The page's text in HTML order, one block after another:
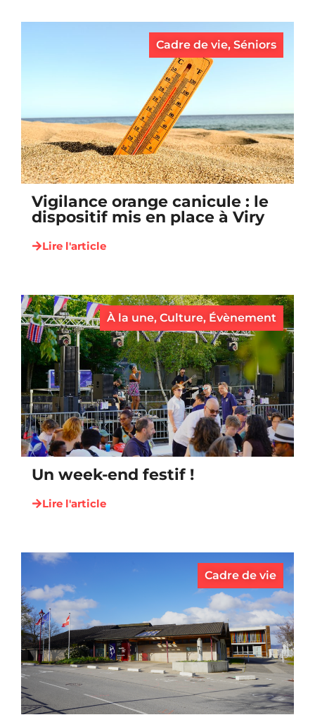
Cadre de vie, Séniors
Vigilance orange canicule : le
dispositif mis en place à Viry
Lire l'article
À la une, Culture, Évènement
Un week-end festif !
Lire l'article
Cadre de vie